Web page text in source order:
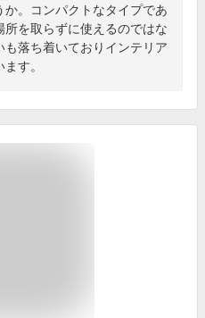
。コンパクトなタイプであ
を取らずに使えるのではな
落ち着いておりインテリア
す。